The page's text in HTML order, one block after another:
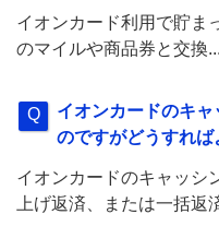
イオンカード利用で貯ま
のマイルや商品券と交換...
イオンカードのキ
のですがどうすれば
イオンカードのキャッシ
上げ返済、または一括返